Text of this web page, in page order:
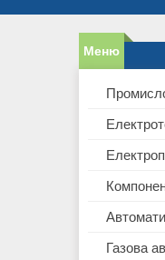
Газова